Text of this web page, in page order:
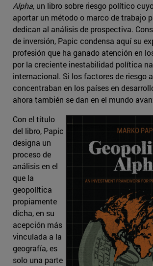
Alpha, un libro sobre riesgo político
aportar un método o marco de trabajo
dedican al análisis de prospectiva.
de inversión, Papic condensa aquí su
profesión que ha ganado atención en
por la creciente inestabilidad política
internacional. Si los factores de riesgo
concentraban en los países en
ahora también se dan en el mundo
Con el título
del libro, Papic
designa un
proceso de
análisis en el
que la
geopolítica
propiamente
dicha, en su
acepción más
vinculada a la
geografía, es
solo una parte